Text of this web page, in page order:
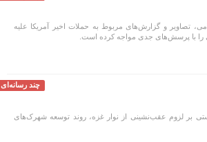
تصاویر و گزارش‌های مربوط به حملات اخیر آمریکا علیه
را با پرسش‌های جدی مواجه کرده است.
چند رسانه‌ای
بر لزوم عقب‌نشینی از نوار غزه، روند توسعه شهرک‌های